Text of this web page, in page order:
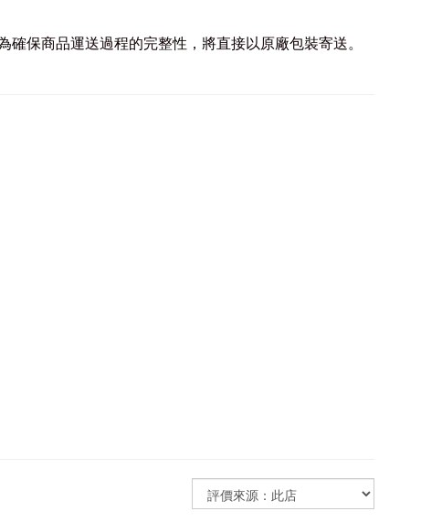
保商品運送過程的完整性，將直接以原廠包裝寄送。